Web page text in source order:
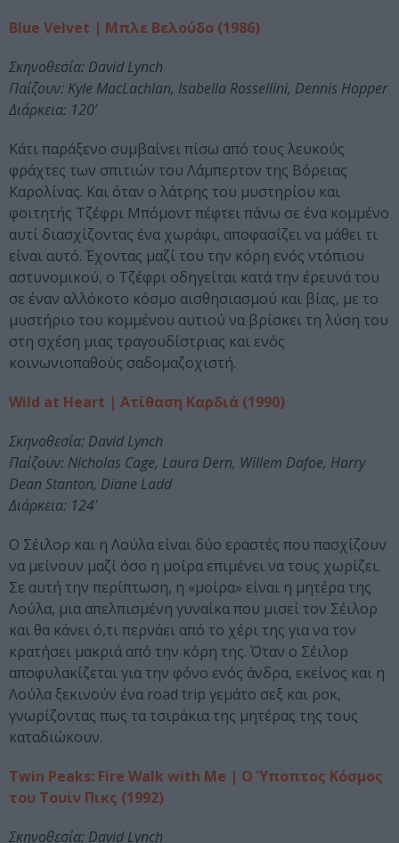
Blue Velvet | Μπλε Βελούδο (1986)
Σκηνοθεσία: David Lynch
Παίζουν: Kyle MacLachlan, Isabella Rossellini, Dennis Hopper
Διάρκεια: 120’
Κάτι παράξενο συμβαίνει πίσω από τους λευκούς
φράχτες των σπιτιών του Λάμπερτον της Βόρειας
Καρολίνας. Και όταν ο λάτρης του μυστηρίου και
φοιτητής Τζέφρι Μπόμοντ πέφτει πάνω σε ένα κομμένο
αυτί διασχίζοντας ένα χωράφι, αποφασίζει να μάθει τι
είναι αυτό. Έχοντας μαζί του την κόρη ενός ντόπιου
αστυνομικού, ο Τζέφρι οδηγείται κατά την έρευνά του
σε έναν αλλόκοτο κόσμο αισθησιασμού και βίας, με το
μυστήριο του κομμένου αυτιού να βρίσκει τη λύση του
στη σχέση μιας τραγουδίστριας και ενός
κοινωνιοπαθούς σαδομαζοχιστή.
Wild at Heart | Ατίθαση Καρδιά (1990)
Σκηνοθεσία: David Lynch
Παίζουν: Nicholas Cage, Laura Dern, Willem Dafoe, Harry
Dean Stanton, Diane Ladd
Διάρκεια: 124’
Ο Σέιλορ και η Λούλα είναι δύο εραστές που πασχίζουν
να μείνουν μαζί όσο η μοίρα επιμένει να τους χωρίζει.
Σε αυτή την περίπτωση, η «μοίρα» είναι η μητέρα της
Λούλα, μια απελπισμένη γυναίκα που μισεί τον Σέιλορ
και θα κάνει ό,τι περνάει από το χέρι της για να τον
κρατήσει μακριά από την κόρη της. Όταν ο Σέιλορ
αποφυλακίζεται για την φόνο ενός άνδρα, εκείνος και η
Λούλα ξεκινούν ένα road trip γεμάτο σεξ και ροκ,
γνωρίζοντας πως τα τσιράκια της μητέρας της τους
καταδιώκουν.
Twin Peaks: Fire Walk with Me | Ο Ύποπτος Κόσμος
του Τουίν Πικς (1992)
Σκηνοθεσία: David Lynch